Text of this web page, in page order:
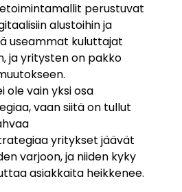
perustuvat
alustoihin ja
useammat kuluttajat
ja yritysten on pakko
ole vain yksi osa
vaan siitä on tullut
yritykset jäävät
varjoon, ja niiden kyky
asiakkaita heikkenee.